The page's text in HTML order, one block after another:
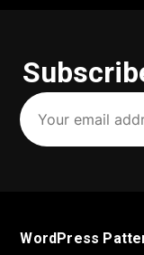
Your
email
address
(Required)
WordPress